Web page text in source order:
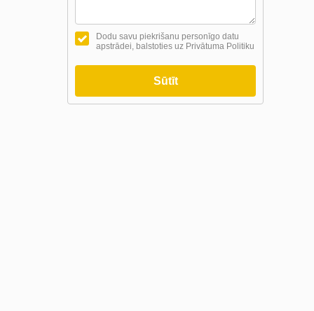
Dodu savu piekrišanu personīgo datu
apstrādei, balstoties uz Privātuma Politiku
Sūtīt